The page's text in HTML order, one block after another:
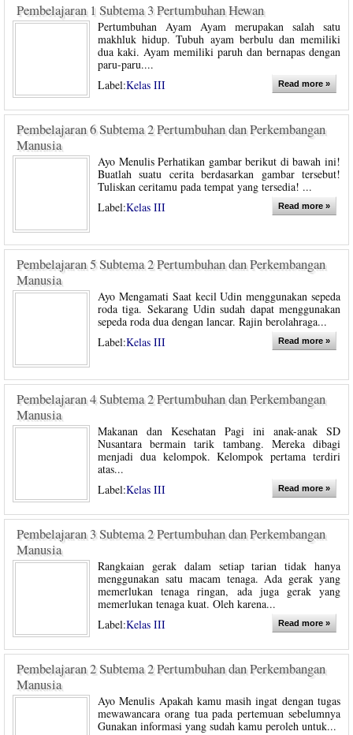
Pembelajaran 1 Subtema 3 Pertumbuhan Hewan
Pertumbuhan Ayam Ayam merupakan salah satu
makhluk hidup. Tubuh ayam berbulu dan memiliki
dua kaki. Ayam memiliki paruh dan bernapas dengan
paru-paru....
Label:Kelas III Read more »
Pembelajaran 6 Subtema 2 Pertumbuhan dan Perkembangan
Manusia
Ayo Menulis Perhatikan gambar berikut di bawah ini!
Buatlah suatu cerita berdasarkan gambar tersebut!
Tuliskan ceritamu pada tempat yang tersedia! ...
Label:Kelas III Read more »
Pembelajaran 5 Subtema 2 Pertumbuhan dan Perkembangan
Manusia
Ayo Mengamati Saat kecil Udin menggunakan sepeda
roda tiga. Sekarang Udin sudah dapat menggunakan
sepeda roda dua dengan lancar. Rajin berolahraga...
Label:Kelas III Read more »
Pembelajaran 4 Subtema 2 Pertumbuhan dan Perkembangan
Manusia
Makanan dan Kesehatan Pagi ini anak-anak SD
Nusantara bermain tarik tambang. Mereka dibagi
menjadi dua kelompok. Kelompok pertama terdiri
atas...
Label:Kelas III Read more »
Pembelajaran 3 Subtema 2 Pertumbuhan dan Perkembangan
Manusia
Rangkaian gerak dalam setiap tarian tidak hanya
menggunakan satu macam tenaga. Ada gerak yang
memerlukan tenaga ringan, ada juga gerak yang
memerlukan tenaga kuat. Oleh karena...
Label:Kelas III Read more »
Pembelajaran 2 Subtema 2 Pertumbuhan dan Perkembangan
Manusia
Ayo Menulis Apakah kamu masih ingat dengan tugas
mewawancara orang tua pada pertemuan sebelumnya
Gunakan informasi yang sudah kamu peroleh untuk...